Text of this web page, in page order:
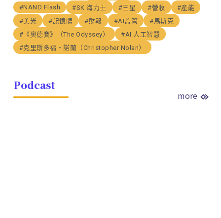
#NAND Flash
#SK 海力士 #三星 #營收
#產能
#美光
#記憶體 #財報 #AI監管
#馬斯克
#《奧德賽》（The Odyssey）
#AI 人工智慧
#克里斯多福・諾蘭（Christopher Nolan）
Podcast
more